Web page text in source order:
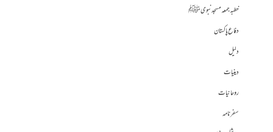
خطبہ جمعہ مسجد نبوی ﷺ
دفاع پاکستان
دلیل
دینیات
روحانیات
سفرنامہ